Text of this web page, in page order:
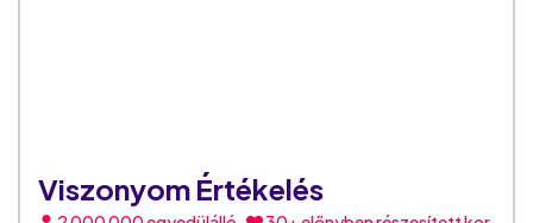
Viszonyom Értékelés